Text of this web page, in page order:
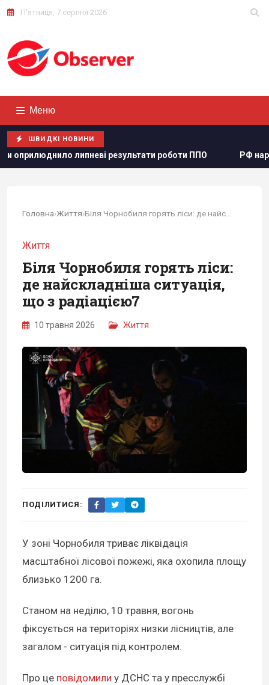
П'ятниця, 7 серпня 2026
Меню
ШВИДКІ НОВИНИ
результати роботи ППО РФ нарощує випуск
Головна›Життя›
Життя
Біля Чорнобиля горять ліси:
де найскладніша ситуація,
що з радіацією7
10 травня 2026 Життя
ПОДІЛИТИСЯ:
У зоні Чорнобиля триває ліквідація
масштабної лісової пожежі, яка охопила площу
близько 1200 га.
Станом на неділю, 10 травня, вогонь
фіксується на територіях низки лісництів, але
загалом - ситуація під контролем.
Про це повідомили у ДСНС та у пресслужбі